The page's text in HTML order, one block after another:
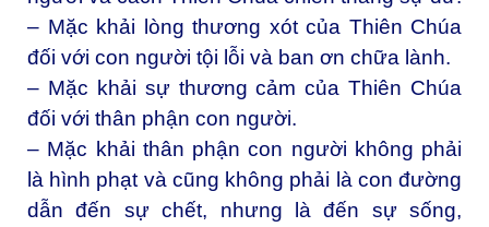
– Mặc khải lòng thương xót của Thiên Chúa
đối với con người tội lỗi và ban ơn chữa lành.
– Mặc khải sự thương cảm của Thiên Chúa
đối với thân phận con người.
– Mặc khải thân phận con người không phải
là hình phạt và cũng không phải là con đường
dẫn đến sự chết, nhưng là đến sự sống,